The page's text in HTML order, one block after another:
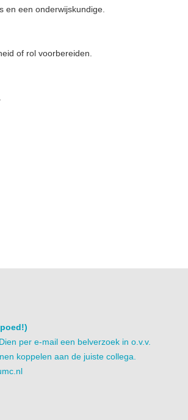
en een onderwijskundige.
of rol voorbereiden.
per e-mail een belverzoek in o.v.v.
koppelen aan de juiste collega.